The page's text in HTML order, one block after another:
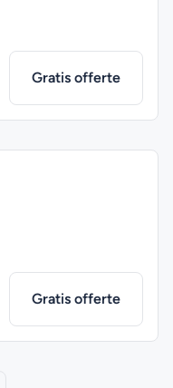
Gratis offerte
Gratis offerte